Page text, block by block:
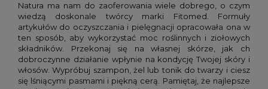
Natura ma nam do zaoferowania wiele dobrego, o czym
wiedzą doskonale twórcy marki Fitomed. Formuły
artykułów do oczyszczania i pielęgnacji opracowała ona w
ten sposób, aby wykorzystać moc roślinnych i ziołowych
składników. Przekonaj się na własnej skórze, jak ch
dobroczynne działanie wpłynie na kondycję Twojej skóry i
włosów. Wypróbuj szampon, żel lub tonik do twarzy i ciesz
się lśniącymi pasmami i piękną cerą. Pamiętaj, że najlepsze